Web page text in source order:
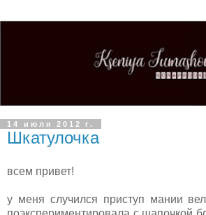
14 июля 2012 г.
Шкатулочка
всем привет!
у меня случился приступ мании